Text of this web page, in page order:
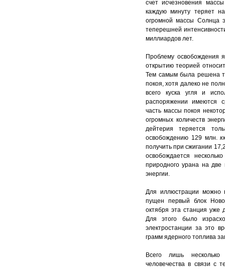
счет исчезновения
каждую минуту теряет
огромной массы Солнца
теперешней
миллиардов лет.
Проблему освобождения
открытию теорией
Тем самым была решена
покоя, хотя далеко не
всего куска угля и
распоряжении имеются
часть массы покоя
огромных количеств
дейтерия теряется
освобождению 129 млн.
получить при сжигании
освобождается
природного урана на
энергии.
Для иллюстрации можно
пущен первый блок
октября эта станция уже
Для этого было
электростанции за это
грамм ядерного топлива
Всего лишь
человечества в связи с